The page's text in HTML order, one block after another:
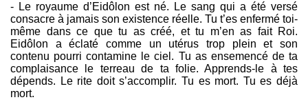
- Le royaume d’Eidôlon est né. Le sang qui a été versé
consacre à jamais son existence réelle. Tu t’es enfermé toi-
même dans ce que tu as créé, et tu m’en as fait Roi.
Eidôlon a éclaté comme un utérus trop plein et son
contenu pourri contamine le ciel. Tu as ensemencé de ta
complaisance le terreau de ta folie. Apprends-le à tes
dépends. Le rite doit s’accomplir. Tu es mort. Tu es déjà
mort.